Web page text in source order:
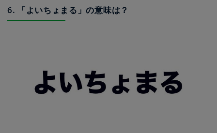
6. 「よいちょまる」の意味は？